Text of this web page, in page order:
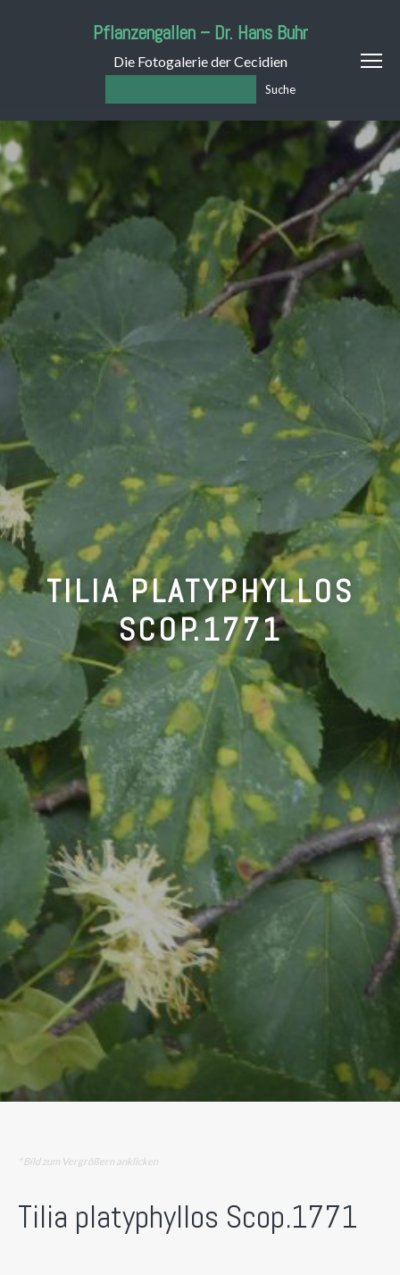
Pflanzengallen – Dr. Hans Buhr
Die Fotogalerie der Cecidien
Suche
TILIA PLATYPHYLLOS
SCOP.1771
* Bild zum Vergrößern anklicken
Tilia platyphyllos Scop.1771